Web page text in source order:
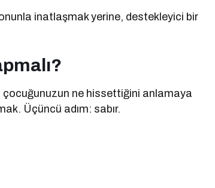
inatlaşmak yerine, destekleyici bir
çocuğunuzun ne hissettiğini anlamaya
Üçüncü adım: sabır.